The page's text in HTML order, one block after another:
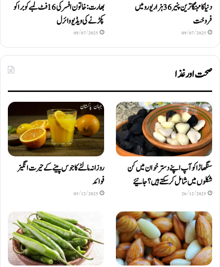
دنیا کا مہنگا ترین پنیر 36 ہزار یورو میں
فروخت
09/07/2025
بھارت: خاتون افسر کی 16 فٹ لمبے کوبرا کو
پکڑنے کی ویڈیو وائرل
09/07/2025
صحت اور غذا
سنگھاڑا کو آپ اپنے دستر خوان میں کن
شکلوں میں شامل کرسکتے ہیں ؟ جانیئے
26/12/2025
روزانہ مالٹے کا جوس پینے کے حیرت انگیز
فوائد
05/12/2025